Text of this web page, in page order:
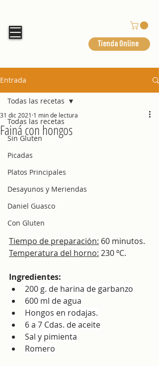
Tienda Online
Entrada
Todas las recetas
Sin Gluten
Picadas
Platos Principales
Desayunos y Meriendas
Daniel Guasco
Con Gluten
Todas las recetas
Fainá con hongos
31 dic 2021 1 min de lectura
Tiempo de preparación: 60 minutos.
Temperatura del horno: 230 ºC.
Ingredientes:
200 g. de harina de garbanzo
600 ml de agua
Hongos en rodajas.
6 a 7 Cdas. de aceite
Sal y pimienta
Romero